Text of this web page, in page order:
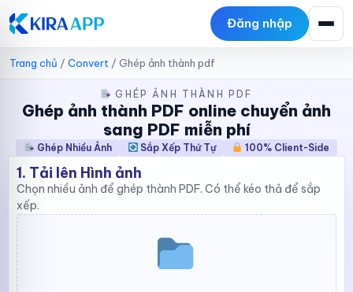
Đăng nhập
Trang chủ / Convert / Ghép ảnh thành pdf
GHÉP ẢNH THÀNH PDF
Ghép ảnh thành PDF online chuyển ảnh
sang PDF miễn phí
Ghép Nhiều Ảnh Sắp Xếp Thứ Tự 100% Client-Side
1. Tải lên Hình ảnh
Chọn nhiều ảnh để ghép thành PDF. Có thể kéo thả để sắp
xếp.